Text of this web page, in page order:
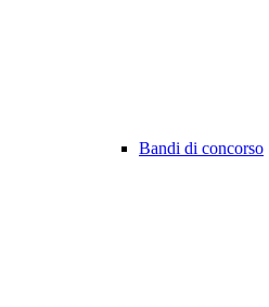
Bandi di concorso